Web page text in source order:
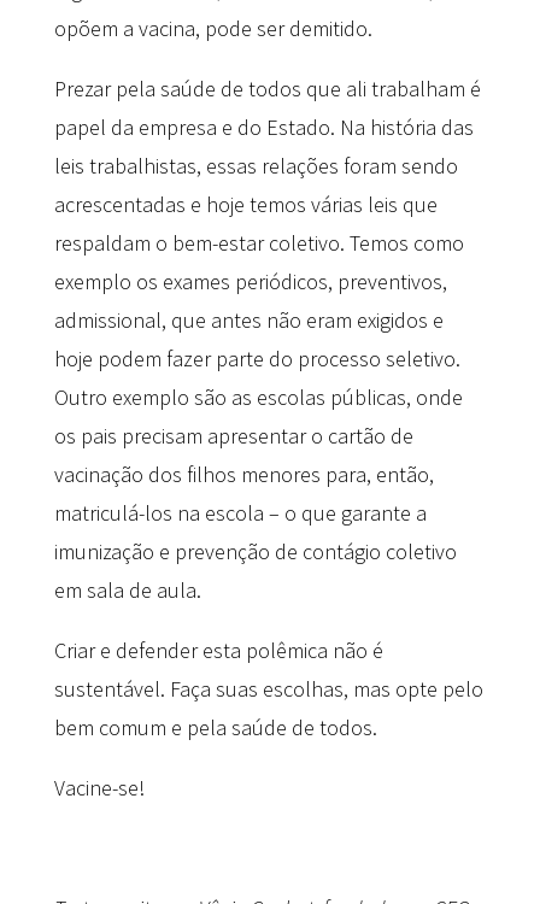
opõem a vacina, pode ser demitido.
Prezar pela saúde de todos que ali trabalham é
papel da empresa e do Estado. Na história das
leis trabalhistas, essas relações foram sendo
acrescentadas e hoje temos várias leis que
respaldam o bem-estar coletivo. Temos como
exemplo os exames periódicos, preventivos,
admissional, que antes não eram exigidos e
hoje podem fazer parte do processo seletivo.
Outro exemplo são as escolas públicas, onde
os pais precisam apresentar o cartão de
vacinação dos filhos menores para, então,
matriculá-los na escola – o que garante a
imunização e prevenção de contágio coletivo
em sala de aula.
Criar e defender esta polêmica não é
sustentável. Faça suas escolhas, mas opte pelo
bem comum e pela saúde de todos.
Vacine-se!